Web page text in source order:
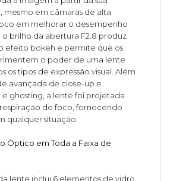
mesmo em câmaras de alta
em melhorar o desempenho
brilho da abertura F2.8 produz
efeito bokeh e permite que os
o poder de uma lente
os tipos de expressão visual. Além
avançada de close-up e
e ghosting, a lente foi projetada
do foco, fornecendo
qualquer situação.
Óptico em Toda a Faixa de
lente inclui 6 elementos de vidro